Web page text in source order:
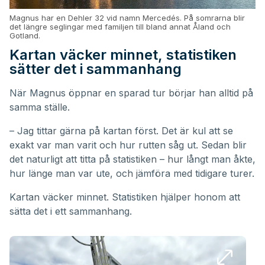
Magnus har en Dehler 32 vid namn Mercedés. På somrarna blir
det längre seglingar med familjen till bland annat Åland och
Gotland.
Kartan väcker minnet, statistiken
sätter det i sammanhang
När Magnus öppnar en sparad tur börjar han alltid på
samma ställe.
– Jag tittar gärna på kartan först. Det är kul att se
exakt var man varit och hur rutten såg ut. Sedan blir
det naturligt att titta på statistiken – hur långt man åkte,
hur länge man var ute, och jämföra med tidigare turer.
Kartan väcker minnet. Statistiken hjälper honom att
sätta det i ett sammanhang.